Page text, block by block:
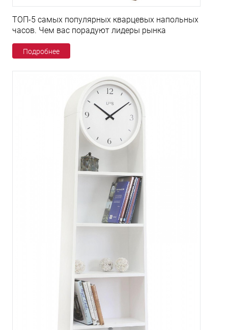
ТОП-5 самых популярных кварцевых напольных
часов. Чем вас порадуют лидеры рынка
Подробнее